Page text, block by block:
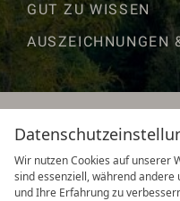
Wir nutzen Cookies auf unserer
sind essenziell, während andere
und Ihre Erfahrung zu
GUT ZU WISSEN
AUSZEICHNUNGEN
KEINE ANGEBOTE
Zum